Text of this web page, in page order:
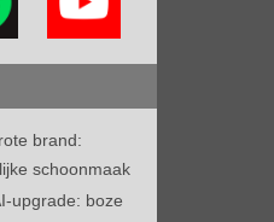
brand:
schoonmaak
upgrade: boze